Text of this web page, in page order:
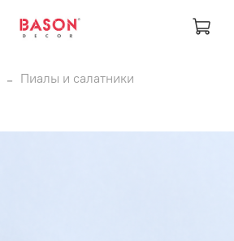
Пиалы и салатники